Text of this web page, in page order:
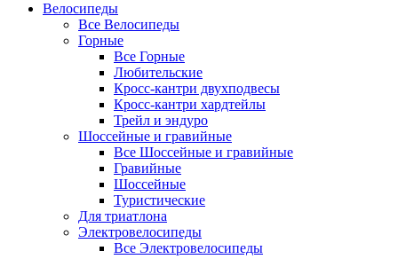
Велосипеды
Все Велосипеды
Горные
Все Горные
Любительские
Кросс-кантри двухподвесы
Кросс-кантри хардтейлы
Трейл и эндуро
Шоссейные и гравийные
Все Шоссейные и гравийные
Гравийные
Шоссейные
Туристические
Для триатлона
Электровелосипеды
Все Электровелосипеды